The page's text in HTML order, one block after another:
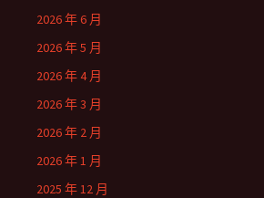
2026 年 6 月
2026 年 5 月
2026 年 4 月
2026 年 3 月
2026 年 2 月
2026 年 1 月
2025 年 12 月